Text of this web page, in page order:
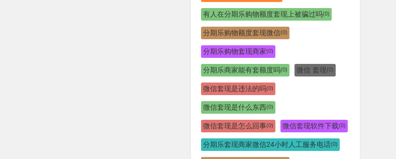
有人在分期乐购物额度套现上被骗过吗(0)
分期乐购物额度套现微信(0)
分期乐购物套现商家(0)
分期乐商家能有套额度吗(0) 微信 套现(0)
微信套现是违法的吗(0)
微信套现是什么东西(0)
微信套现是怎么回事(0) 微信套现软件下载(0)
分期乐套现商家微信24小时人工服务电话(0)